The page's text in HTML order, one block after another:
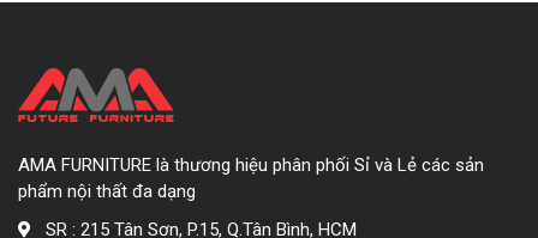
AMA FURNITURE là thương hiệu phân phối Sỉ và Lẻ các sản
phẩm nội thất đa dạng
SR : 215 Tân Sơn, P.15, Q.Tân Bình, HCM